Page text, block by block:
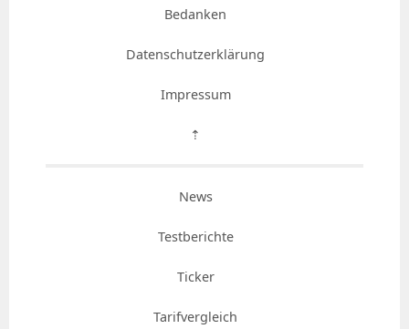
Bedanken
Datenschutzerklärung
Impressum
⇡
News
Testberichte
Ticker
Tarifvergleich